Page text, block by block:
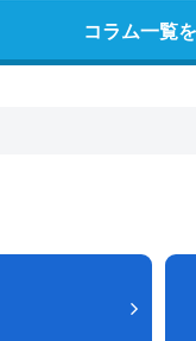
コラム一覧